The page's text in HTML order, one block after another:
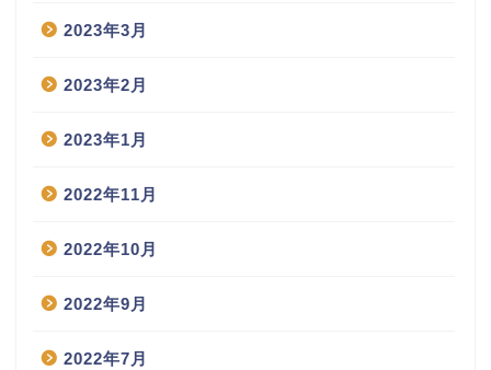
2023年3月
2023年2月
2023年1月
2022年11月
2022年10月
2022年9月
2022年7月